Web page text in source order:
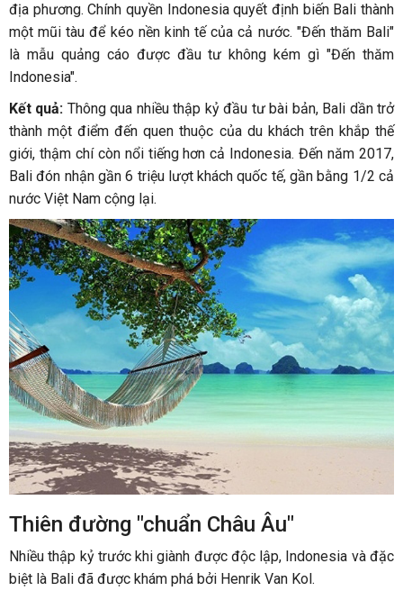
địa phương. Chính quyền Indonesia quyết định biến Bali thành
một mũi tàu để kéo nền kinh tế của cả nước. "Đến thăm Bali"
là mẫu quảng cáo được đầu tư không kém gì "Đến thăm
Indonesia".
Kết quả: Thông qua nhiều thập kỷ đầu tư bài bản, Bali dần trở
thành một điểm đến quen thuộc của du khách trên khắp thế
giới, thậm chí còn nổi tiếng hơn cả Indonesia. Đến năm 2017,
Bali đón nhận gần 6 triệu lượt khách quốc tế, gần bằng 1/2 cả
nước Việt Nam cộng lại.
Thiên đường "chuẩn Châu Âu"
Nhiều thập kỷ trước khi giành được độc lập, Indonesia và đặc
biệt là Bali đã được khám phá bởi Henrik Van Kol.